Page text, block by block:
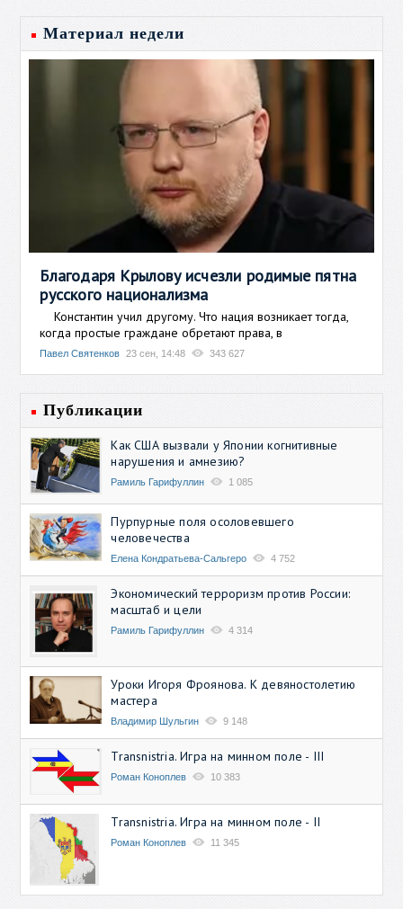
Материал недели
Благодаря Крылову исчезли родимые пятна
русского национализма
Константин учил другому. Что нация возникает тогда,
когда простые граждане обретают права, в
Павел Святенков 23 сен, 14:48 343 627
Публикации
Как США вызвали у Японии когнитивные
нарушения и амнезию?
Рамиль Гарифуллин 1 085
Пурпурные поля осоловевшего
человечества
Елена Кондратьева-Сальгеро 4 752
Экономический терроризм против России:
масштаб и цели
Рамиль Гарифуллин 4 314
Уроки Игоря Фроянова. К девяностолетию
мастера
Владимир Шульгин 9 148
Transnistria. Игра на минном поле - III
Роман Коноплев 10 383
Transnistria. Игра на минном поле - II
Роман Коноплев 11 345